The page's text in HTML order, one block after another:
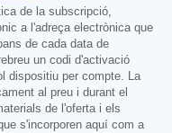
de la subscripció,
a l'adreça electrònica que
de cada data de
un codi d'activació
dispositiu per compte. La
al preu i durant el
de l'oferta i els
s'incorporen aquí com a